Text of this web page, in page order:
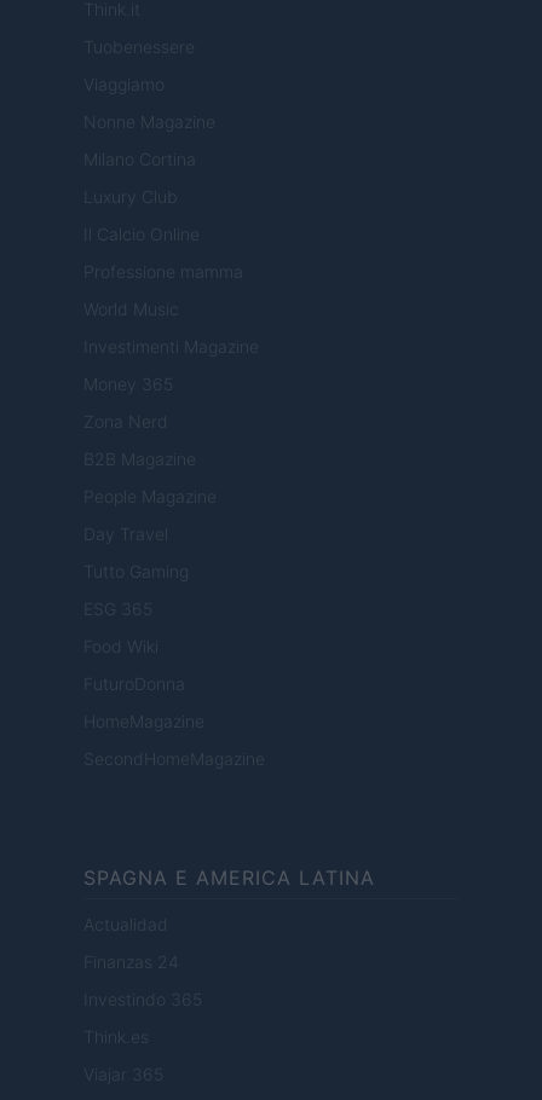
Think.it
Tuobenessere
Viaggiamo
Nonne Magazine
Milano Cortina
Luxury Club
Il Calcio Online
Professione mamma
World Music
Investimenti Magazine
Money 365
Zona Nerd
B2B Magazine
People Magazine
Day Travel
Tutto Gaming
ESG 365
Food Wiki
FuturoDonna
HomeMagazine
SecondHomeMagazine
SPAGNA E AMERICA LATINA
Actualidad
Finanzas 24
Investindo 365
Think.es
Viajar 365